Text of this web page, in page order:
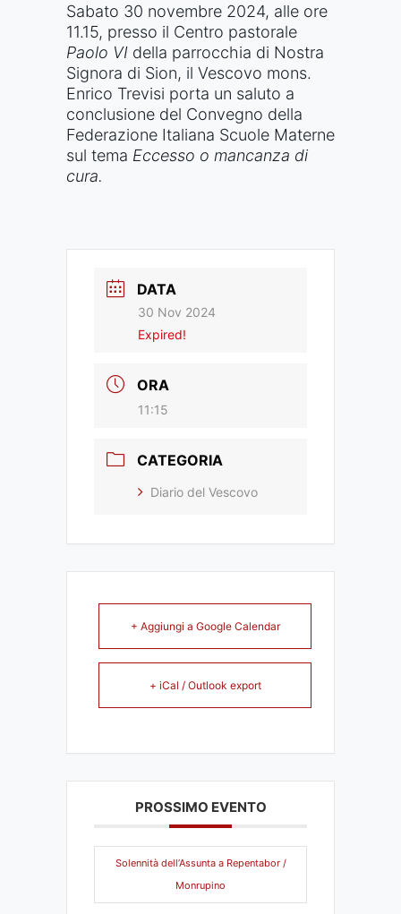
Sabato 30 novembre 2024, alle ore
11.15, presso il Centro pastorale
Paolo VI della parrocchia di Nostra
Signora di Sion, il Vescovo mons.
Enrico Trevisi porta un saluto a
conclusione del Convegno della
Federazione Italiana Scuole Materne
sul tema Eccesso o mancanza di
cura.
DATA
30 Nov 2024
Expired!
ORA
11:15
CATEGORIA
Diario del Vescovo
+ Aggiungi a Google Calendar
+ iCal / Outlook export
PROSSIMO EVENTO
Solennità dell’Assunta a Repentabor /
Monrupino